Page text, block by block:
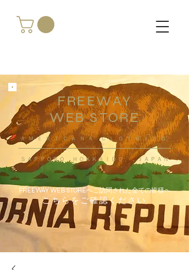
FREEWAY
WEB STORE
​ＡＭＥＲＩＣＡＮＡ ＣＬＯＴＨＩＮＧ
ＳＡＰＰＯＲＯ ＨＯＫＫＡＩＤＯ ，ＪＡＰＡＮ
FREEWAY WEB STOREへご訪問された全ての皆様へ
こちらをご確認ください